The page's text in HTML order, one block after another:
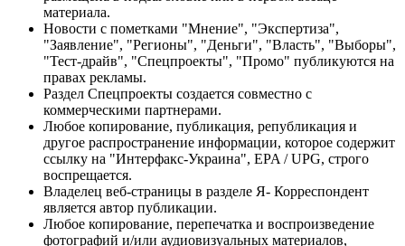
материала.
Новости с пометками "Мнение", "Экспертиза",
"Заявление", "Регионы", "Деньги", "Власть", "Выборы",
"Тест-драйв", "Спецпроекты", "Промо" публикуются на
правах рекламы.
Раздел Спецпроекты создается совместно с
коммерческими партнерами.
Любое копирование, публикация, републикация и
другое распространение информации, которое содержит
ссылку на "Интерфакс-Украина", EPA / UPG, строго
воспрещается.
Владелец веб-страницы в разделе Я- Корреспондент
является автор публикации.
Любое копирование, перепечатка и воспроизведение
фотографий и/или аудиовизуальных материалов,